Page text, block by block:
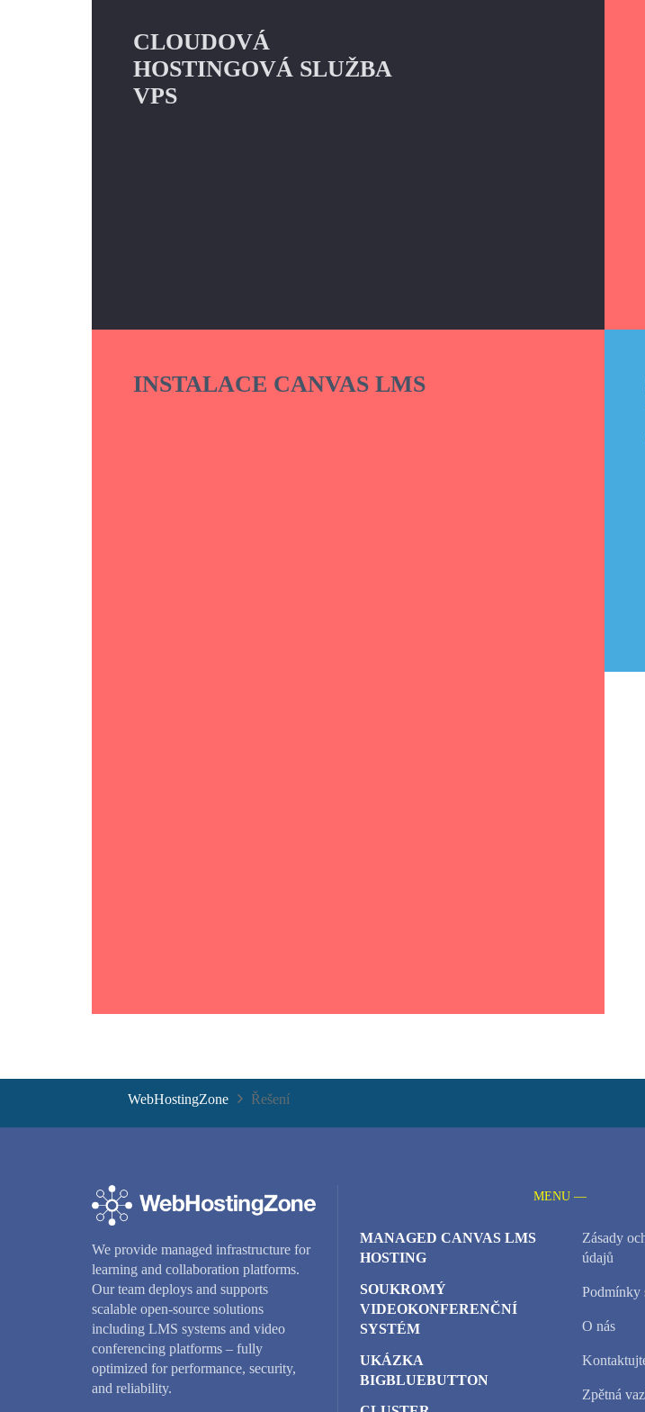
CLOUDOVÁ
HOSTINGOVÁ SLUŽBA
VPS
INSTALACE CANVAS LMS
WebHostingZone Řešení
We provide managed infrastructure for
learning and collaboration platforms.
Our team deploys and supports
scalable open-source solutions
including LMS systems and video
conferencing platforms – fully
optimized for performance, security,
and reliability.
MENU —
MANAGED CANVAS LMS
HOSTING
SOUKROMÝ
VIDEOKONFERENČNÍ
SYSTÉM
UKÁZKA
BIGBLUEBUTTON
Zásady
údajů
Podmínky
O nás
Zpětná